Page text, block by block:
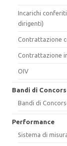
Incarichi
dirigenti)
Contrattazione
Contrattazione
OIV
Bandi di
Bandi di
Performance
Sistema di